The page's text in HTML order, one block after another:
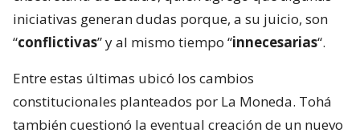
iniciativas generan dudas porque, a su juicio, son
“conflictivas” y al mismo tiempo “innecesarias“.
Entre estas últimas ubicó los cambios
constitucionales planteados por La Moneda. Tohá
también cuestionó la eventual creación de un nuevo